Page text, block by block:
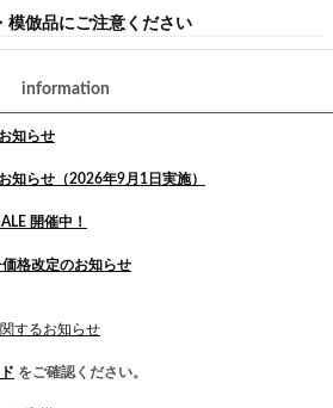
模倣品にご注意ください
information
知らせ
知らせ（2026年9月1日実施）
開催中！
格改定のお知らせ
するお知らせ
をご確認ください。